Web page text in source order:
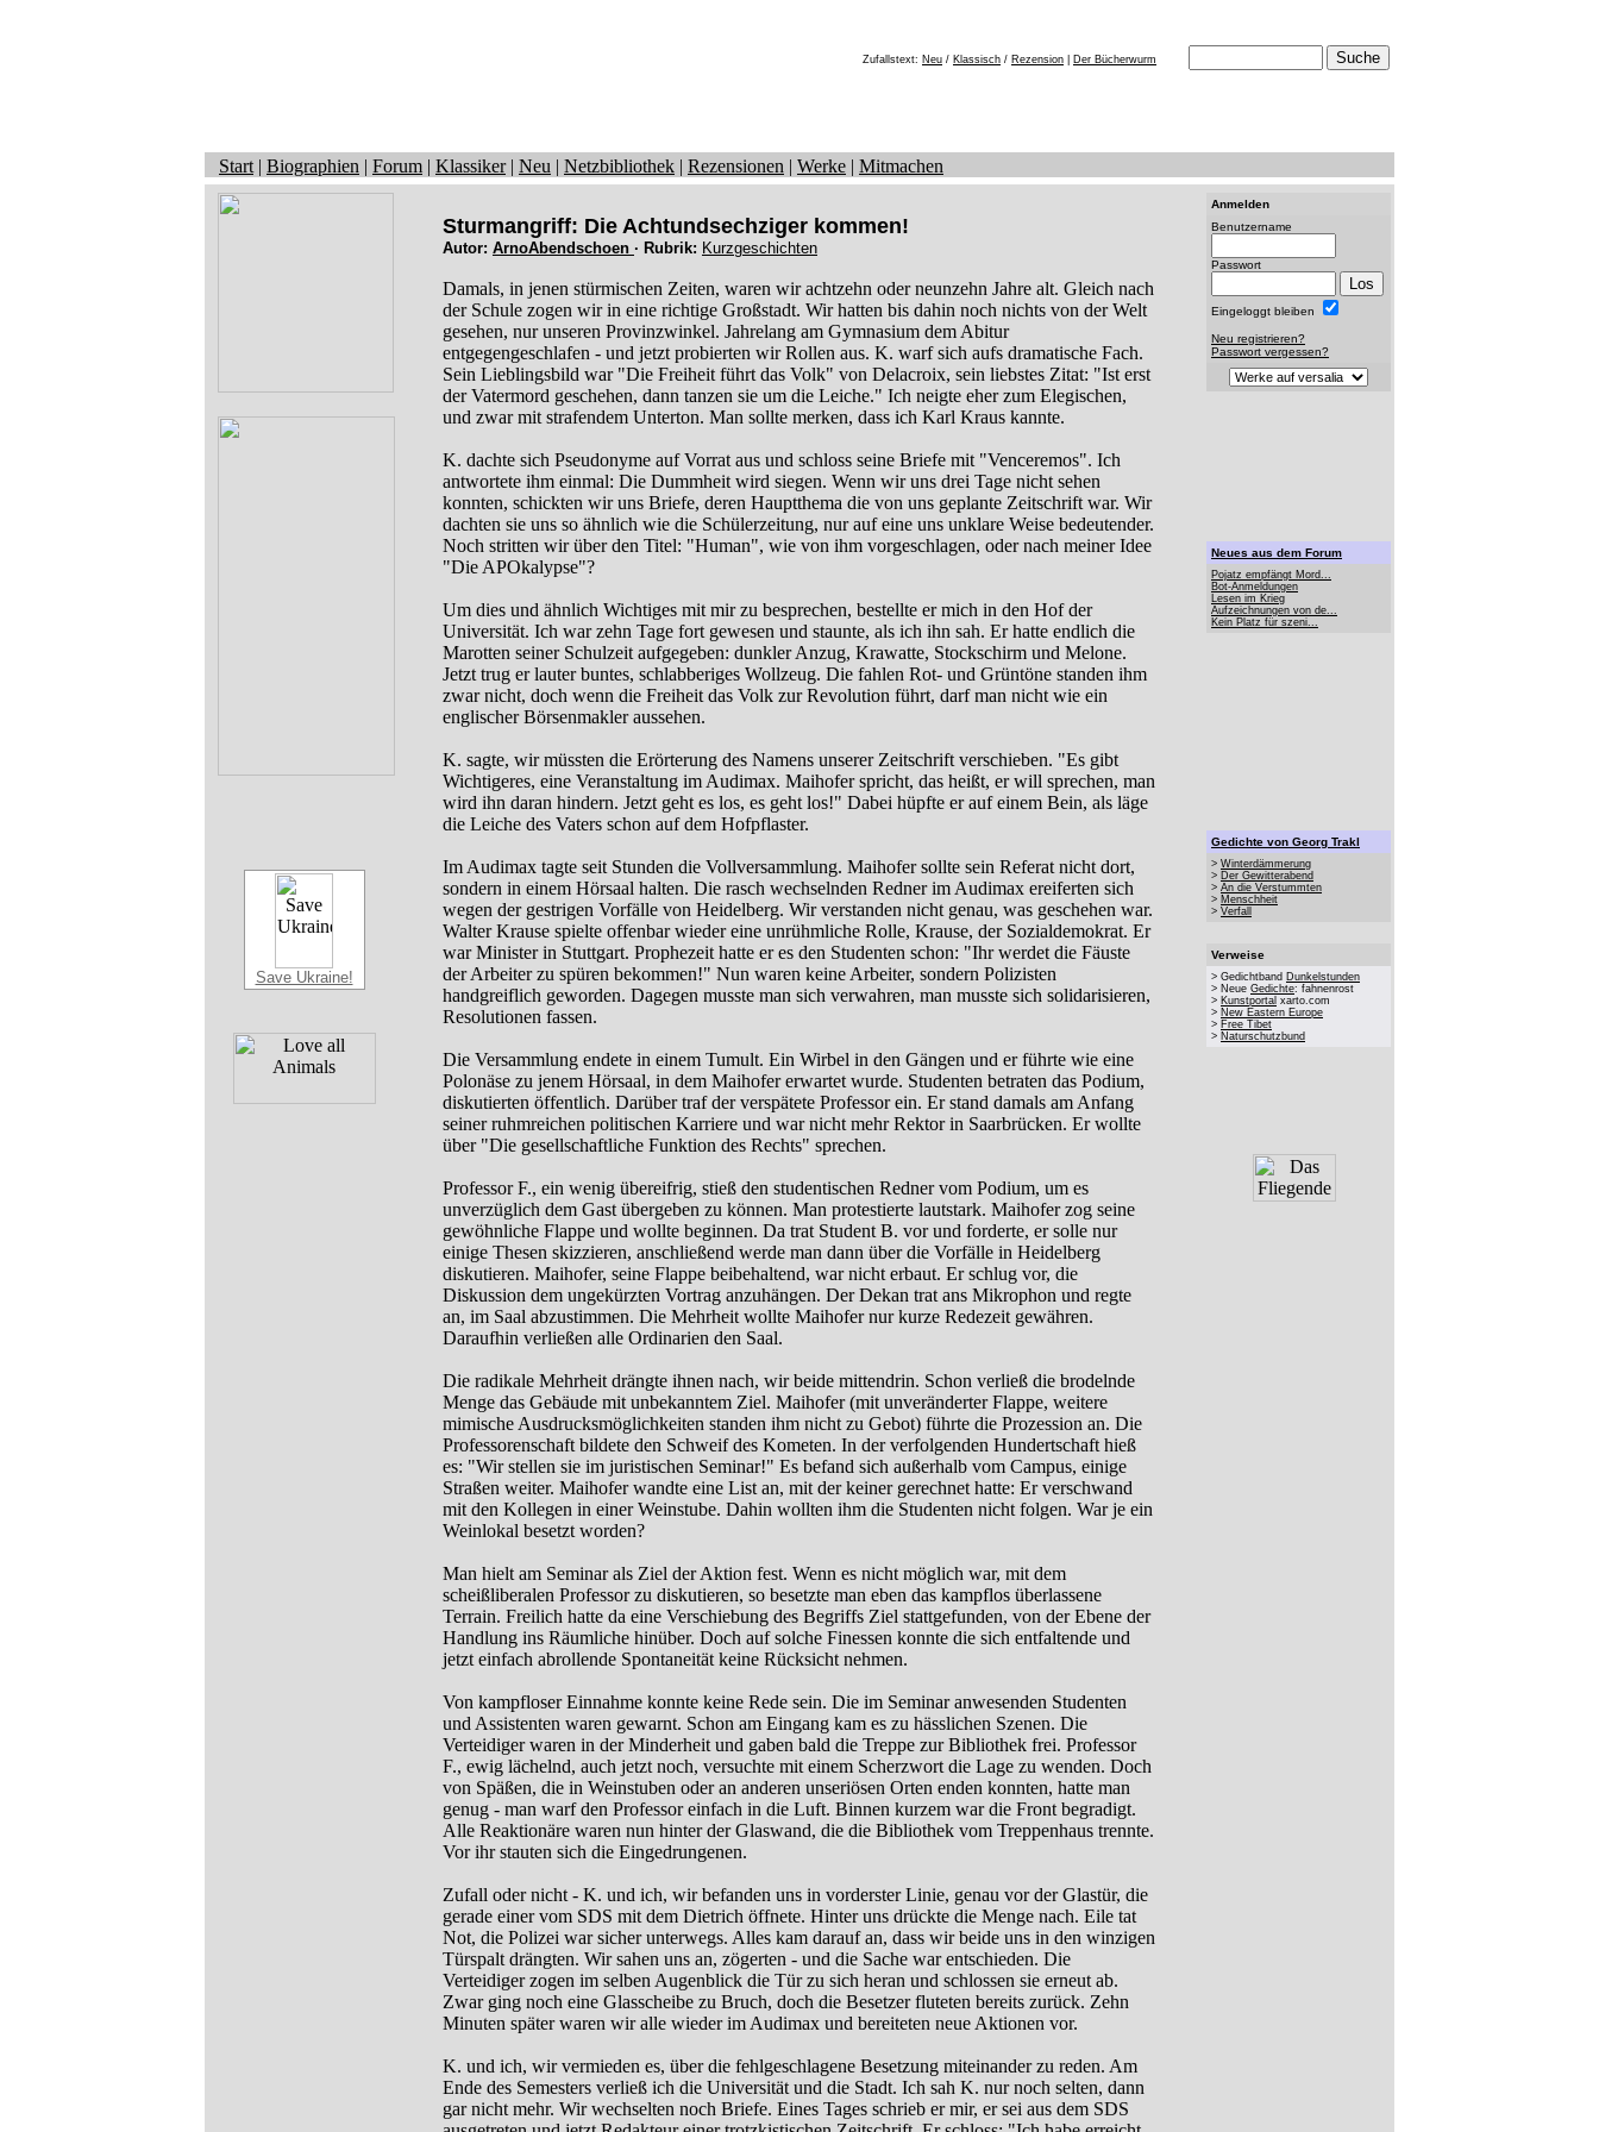
Zufallstext: Neu / Klassisch / Rezension Der Bücherwurm
Start | Biographien | Forum | Klassiker| Neu | Netzbibliothek | Rezensionen | Werke | Mitmachen
Save Ukraine!
Sturmangriff: Die Achtundsechziger kommen!
Autor: ArnoAbendschoen · Rubrik: Kurzgeschichten
Damals, in jenen stürmischen Zeiten, waren wir achtzehn oder neunzehn Jahre alt. Gleich nach
der Schule zogen wir in eine richtige Großstadt. Wir hatten bis dahin noch nichts von der Welt
gesehen, nur unseren Provinzwinkel. Jahrelang am Gymnasium dem Abitur
entgegengeschlafen - und jetzt probierten wir Rollen aus. K. warf sich aufs dramatische Fach.
Sein Lieblingsbild war "Die Freiheit führt das Volk" von Delacroix, sein liebstes Zitat: "Ist erst
der Vatermord geschehen, dann tanzen sie um die Leiche." Ich neigte eher zum Elegischen,
und zwar mit strafendem Unterton. Man sollte merken, dass ich Karl Kraus kannte.
K. dachte sich Pseudonyme auf Vorrat aus und schloss seine Briefe mit "Venceremos". Ich
antwortete ihm einmal: Die Dummheit wird siegen. Wenn wir uns drei Tage nicht sehen
konnten, schickten wir uns Briefe, deren Hauptthema die von uns geplante Zeitschrift war. Wir
dachten sie uns so ähnlich wie die Schülerzeitung, nur auf eine uns unklare Weise bedeutender.
Noch stritten wir über den Titel: "Human", wie von ihm vorgeschlagen, oder nach meiner Idee
"Die APOkalypse"?
Um dies und ähnlich Wichtiges mit mir zu besprechen, bestellte er mich in den Hof der
Universität. Ich war zehn Tage fort gewesen und staunte, als ich ihn sah. Er hatte endlich die
Marotten seiner Schulzeit aufgegeben: dunkler Anzug, Krawatte, Stockschirm und Melone.
Jetzt trug er lauter buntes, schlabberiges Wollzeug. Die fahlen Rot- und Grüntöne standen ihm
zwar nicht, doch wenn die Freiheit das Volk zur Revolution führt, darf man nicht wie ein
englischer Börsenmakler aussehen.
K. sagte, wir müssten die Erörterung des Namens unserer Zeitschrift verschieben. "Es gibt
Wichtigeres, eine Veranstaltung im Audimax. Maihofer spricht, das heißt, er will sprechen, man
wird ihn daran hindern. Jetzt geht es los, es geht los!" Dabei hüpfte er auf einem Bein, als läge
die Leiche des Vaters schon auf dem Hofpflaster.
Im Audimax tagte seit Stunden die Vollversammlung. Maihofer sollte sein Referat nicht dort,
sondern in einem Hörsaal halten. Die rasch wechselnden Redner im Audimax ereiferten sich
wegen der gestrigen Vorfälle von Heidelberg. Wir verstanden nicht genau, was geschehen war.
Walter Krause spielte offenbar wieder eine unrühmliche Rolle, Krause, der Sozialdemokrat. Er
war Minister in Stuttgart. Prophezeit hatte er es den Studenten schon: "Ihr werdet die Fäuste
der Arbeiter zu spüren bekommen!" Nun waren keine Arbeiter, sondern Polizisten
handgreiflich geworden. Dagegen musste man sich verwahren, man musste sich solidarisieren,
Resolutionen fassen.
Die Versammlung endete in einem Tumult. Ein Wirbel in den Gängen und er führte wie eine
Polonäse zu jenem Hörsaal, in dem Maihofer erwartet wurde. Studenten betraten das Podium,
diskutierten öffentlich. Darüber traf der verspätete Professor ein. Er stand damals am Anfang
seiner ruhmreichen politischen Karriere und war nicht mehr Rektor in Saarbrücken. Er wollte
über "Die gesellschaftliche Funktion des Rechts" sprechen.
Professor F., ein wenig übereifrig, stieß den studentischen Redner vom Podium, um es
unverzüglich dem Gast übergeben zu können. Man protestierte lautstark. Maihofer zog seine
gewöhnliche Flappe und wollte beginnen. Da trat Student B. vor und forderte, er solle nur
einige Thesen skizzieren, anschließend werde man dann über die Vorfälle in Heidelberg
diskutieren. Maihofer, seine Flappe beibehaltend, war nicht erbaut. Er schlug vor, die
Diskussion dem ungekürzten Vortrag anzuhängen. Der Dekan trat ans Mikrophon und regte
an, im Saal abzustimmen. Die Mehrheit wollte Maihofer nur kurze Redezeit gewähren.
Daraufhin verließen alle Ordinarien den Saal.
Die radikale Mehrheit drängte ihnen nach, wir beide mittendrin. Schon verließ die brodelnde
Menge das Gebäude mit unbekanntem Ziel. Maihofer (mit unveränderter Flappe, weitere
mimische Ausdrucksmöglichkeiten standen ihm nicht zu Gebot) führte die Prozession an. Die
Professorenschaft bildete den Schweif des Kometen. In der verfolgenden Hundertschaft hieß
es: "Wir stellen sie im juristischen Seminar!" Es befand sich außerhalb vom Campus, einige
Straßen weiter. Maihofer wandte eine List an, mit der keiner gerechnet hatte: Er verschwand
mit den Kollegen in einer Weinstube. Dahin wollten ihm die Studenten nicht folgen. War je ein
Weinlokal besetzt worden?
Man hielt am Seminar als Ziel der Aktion fest. Wenn es nicht möglich war, mit dem
scheißliberalen Professor zu diskutieren, so besetzte man eben das kampflos überlassene
Terrain. Freilich hatte da eine Verschiebung des Begriffs Ziel stattgefunden, von der Ebene der
Handlung ins Räumliche hinüber. Doch auf solche Finessen konnte die sich entfaltende und
jetzt einfach abrollende Spontaneität keine Rücksicht nehmen.
Von kampfloser Einnahme konnte keine Rede sein. Die im Seminar anwesenden Studenten
und Assistenten waren gewarnt. Schon am Eingang kam es zu hässlichen Szenen. Die
Verteidiger waren in der Minderheit und gaben bald die Treppe zur Bibliothek frei. Professor
F., ewig lächelnd, auch jetzt noch, versuchte mit einem Scherzwort die Lage zu wenden. Doch
von Späßen, die in Weinstuben oder an anderen unseriösen Orten enden konnten, hatte man
genug - man warf den Professor einfach in die Luft. Binnen kurzem war die Front begradigt.
Alle Reaktionäre waren nun hinter der Glaswand, die die Bibliothek vom Treppenhaus trennte.
Vor ihr stauten sich die Eingedrungenen.
Zufall oder nicht - K. und ich, wir befanden uns in vorderster Linie, genau vor der Glastür, die
gerade einer vom SDS mit dem Dietrich öffnete. Hinter uns drückte die Menge nach. Eile tat
Not, die Polizei war sicher unterwegs. Alles kam darauf an, dass wir beide uns in den winzigen
Türspalt drängten. Wir sahen uns an, zögerten - und die Sache war entschieden. Die
Verteidiger zogen im selben Augenblick die Tür zu sich heran und schlossen sie erneut ab.
Zwar ging noch eine Glasscheibe zu Bruch, doch die Besetzer fluteten bereits zurück. Zehn
Minuten später waren wir alle wieder im Audimax und bereiteten neue Aktionen vor.
K. und ich, wir vermieden es, über die fehlgeschlagene Besetzung miteinander zu reden. Am
Ende des Semesters verließ ich die Universität und die Stadt. Ich sah K. nur noch selten, dann
gar nicht mehr. Wir wechselten noch Briefe. Eines Tages schrieb er mir, er sei aus dem SDS
Anmelden
Benutzername
Passwort
Eingeloggt bleiben
Neu registrieren?
Passwort vergessen?
Neues aus dem Forum
Pojatz empfängt Mord...
Bot-Anmeldungen
Lesen im Krieg
Aufzeichnungen von de...
Kein Platz für szeni...
Gedichte von Georg Trakl
> Winterdämmerung
> Der Gewitterabend
> An die Verstummten
> Menschheit
> Verfall
Verweise
> Gedichtband Dunkelstunden
> Neue Gedichte: fahnenrost
> Kunstportal xarto.com
> New Eastern Europe
> Free Tibet
> Naturschutzbund